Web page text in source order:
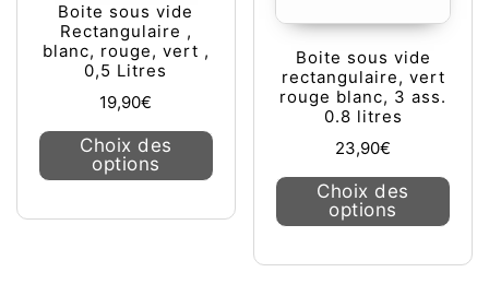
Boite sous vide
Rectangulaire ,
blanc, rouge, vert ,
0,5 Litres
19,90€
Choix des
options
Ce produit a plusieurs variations.
Boite sous vide
rectangulaire, vert
rouge blanc, 3 ass.
0.8 litres
23,90€
Choix des
options